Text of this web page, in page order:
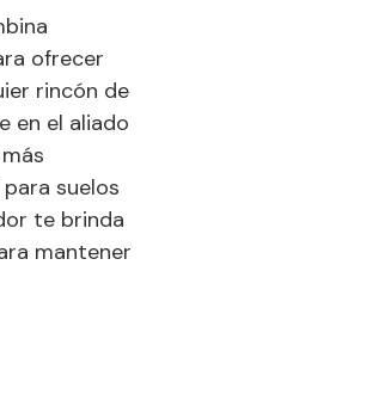
ofrecer
rincón de
en el aliado
suelos
te brinda
mantener